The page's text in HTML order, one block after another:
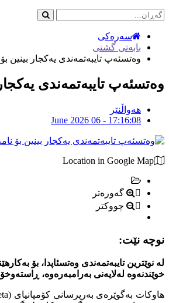
سەرەکی
بابەتی گشتی
وەتسئەپ تایبەتمەندی یەکجار بینین
وەتسئەپ تایبەتمەندی
هەواڵنێر
June 2026 06 - 17:16:08
Location in Google Map
گەورەتر
چووکتر
نوچە نێت:
خوێندنەوە لەلایەنی بەرامبەرەوە،